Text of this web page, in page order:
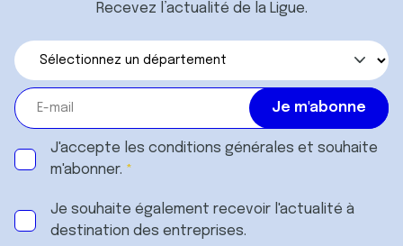
Recevez l’actualité de la Ligue.
J'accepte les conditions générales et souhaite
m'abonner.
Je souhaite également recevoir l'actualité à
destination des entreprises.